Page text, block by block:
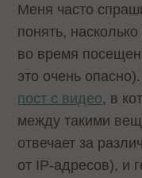
Меня часто
понять,
во время
это очень
пост с видео, в
между такими
отвечает за
от IP-адресов), и